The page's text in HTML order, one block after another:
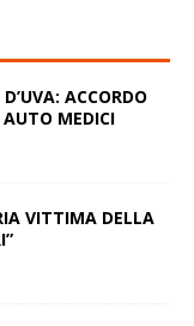
ACCORDO
MEDICI
VITTIMA DELLA